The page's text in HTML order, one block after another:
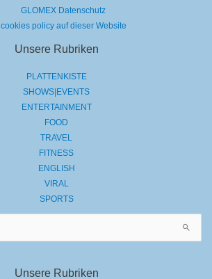
GLOMEX Datenschutz
cookies policy auf dieser Website
Unsere Rubriken
PLATTENKISTE
SHOWS|EVENTS
ENTERTAINMENT
FOOD
TRAVEL
FITNESS
ENGLISH
VIRAL
SPORTS
Unsere Rubriken